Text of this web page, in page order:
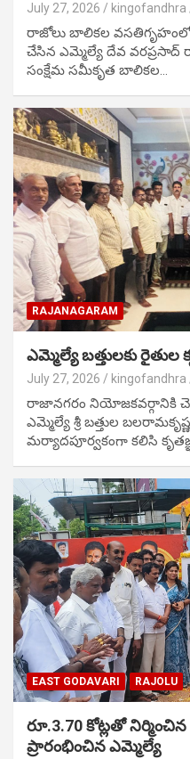
July 27, 2026 kingofandhra
రాజోలు బాలికల వసతిగృహంలో
చేసిన ఎమ్మెల్యే దేవ
సంక్షేమ సమీకృత బాలికల…
RAJANAGARAM
ఎమ్మెల్యే బత్తులకు రైతుల
July 27, 2026 kingofandhra
రాజానగరం నియోజకవర్గానికి
ఎమ్మెల్యే శ్రీ బత్తుల
మర్యాదపూర్వకంగా కలిసి
EAST GODAVARI RAJOLU
రూ.3.70 కోట్లతో
ప్రారంభించిన ఎమ్మెల్యే